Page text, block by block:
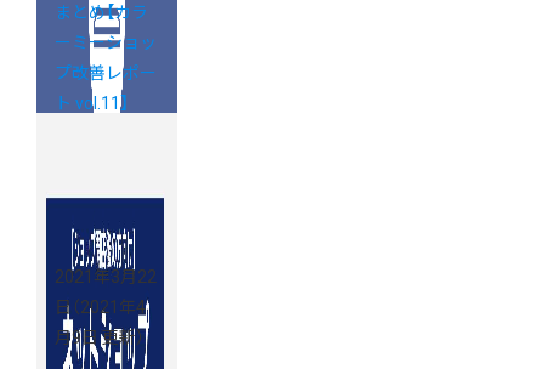
まとめ【カラ
ーミーショッ
プ改善レポー
ト vol.11】
2021年3月22
日 （2021年4
月9日 更新）